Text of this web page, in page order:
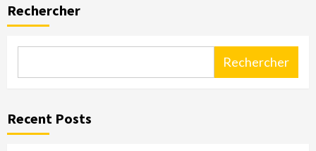
Rechercher
Rechercher
Recent Posts